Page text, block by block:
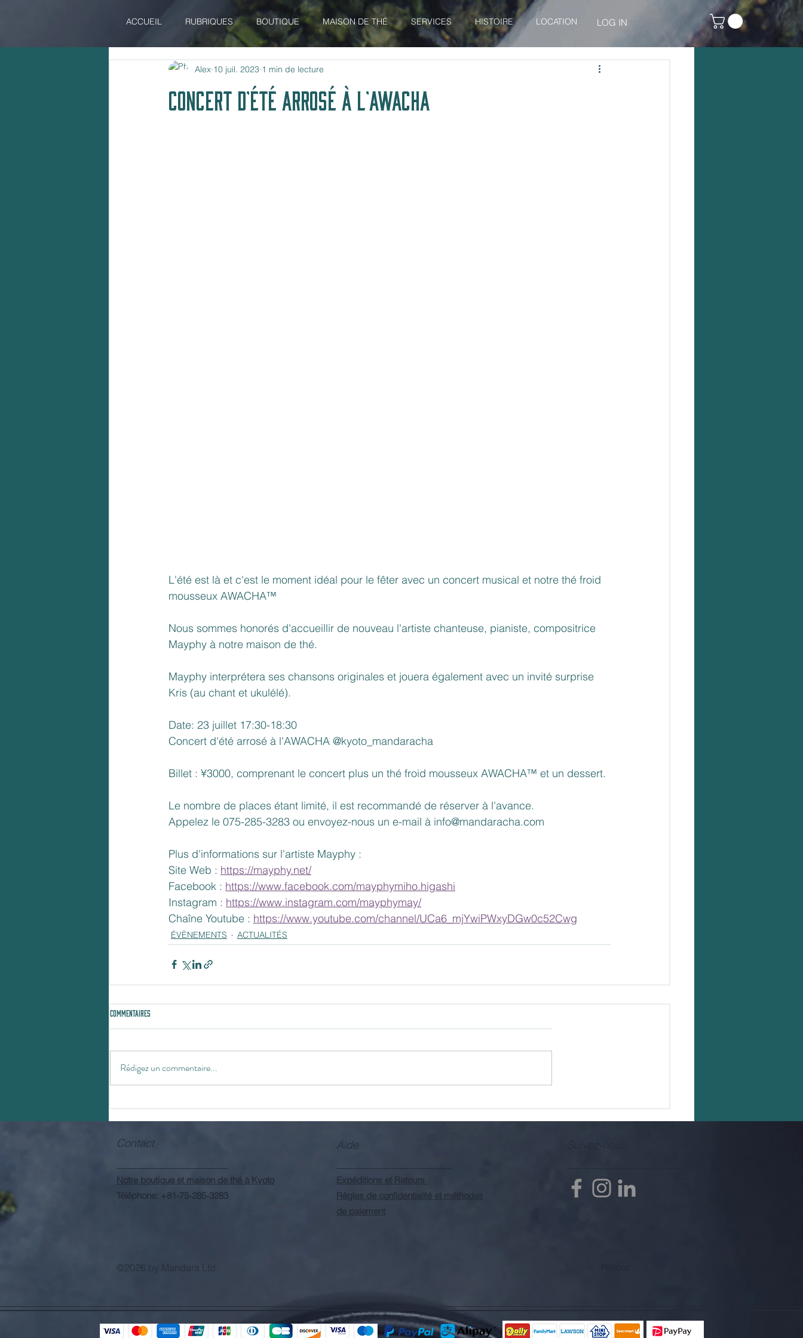
ACCUEIL RUBRIQUES BOUTIQUE MAISON DE THÉ SERVICES HISTOIRE LOCATION LOG IN
CONCERT D'ÉTÉ ARROSÉ À L'AWACHA
Alex 10 juil. 2023 1 min de lecture
L'été est là et c'est le moment idéal pour le fêter avec un concert musical et notre thé froid
mousseux AWACHA™
Nous sommes honorés d'accueillir de nouveau l'artiste chanteuse, pianiste, compositrice
Mayphy à notre maison de thé.
Mayphy interprétera ses chansons originales et jouera également avec un invité surprise
Kris (au chant et ukulélé).
Date: 23 juillet 17:30-18:30
Concert d'été arrosé à l'AWACHA @kyoto_mandaracha
Billet : ¥3000, comprenant le concert plus un thé froid mousseux AWACHA™ et un dessert.
Le nombre de places étant limité, il est recommandé de réserver à l'avance.
Appelez le 075-285-3283 ou envoyez-nous un e-mail à info@mandaracha.com
Plus d'informations sur l'artiste Mayphy :
Site Web : https://mayphy.net/
Facebook : https://www.facebook.com/mayphymiho.higashi
Instagram : https://www.instagram.com/mayphymay/
Chaîne Youtube : https://www.youtube.com/channel/UCa6_mjYwiPWxyDGw0c52Cwg
ÉVÈNEMENTS ACTUALITÉS
Commentaires
Rédigez un commentaire...
Contact
Notre boutique et maison de thé à Kyoto
Téléphone: +81-75-285-3283
©2026 by Mandara Ltd.
Aide
Expéditions et Retours
Règles de confidentialité et méthodes
de paiement